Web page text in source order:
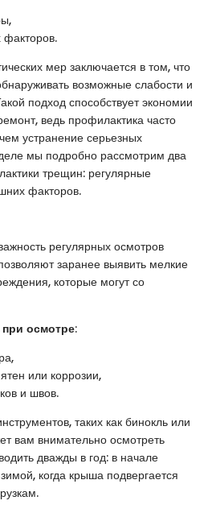
мер заключается в том, что
возможные слабости и
подход способствует экономии
ведь профилактика часто
устранение серьезных
мы подробно рассмотрим два
трещин: регулярные
факторов.
регулярных осмотров
заранее выявить мелкие
которые могут со
осмотре:
или коррозии,
и швов.
таких как бинокль или
вам внимательно осмотреть
дважды в год: в начале
когда крыша подвергается